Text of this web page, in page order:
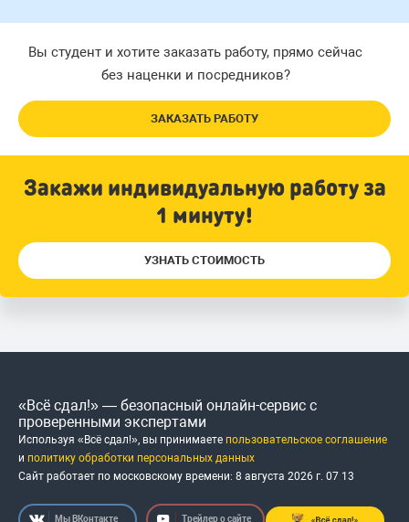
Вы студент и хотите заказать работу, прямо сейчас
без наценки и посредников?
ЗАКАЗАТЬ РАБОТУ
Закажи индивидуальную работу за
1 минуту!
УЗНАТЬ СТОИМОСТЬ
«Всё сдал!» — безопасный онлайн-сервис с
проверенными экспертами
Используя «Всё сдал!», вы принимаете пользовательское соглашение
и политику обработки персональных данных
Сайт работает по московскому времени: 8 августа 2026 г. 07:13
Мы ВКонтакте Трейлер о сайте